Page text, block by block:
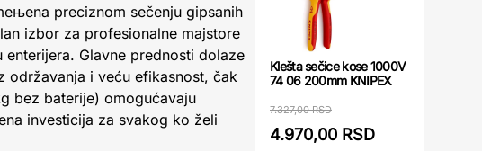
preciznom sečenju gipsanih
izbor za profesionalne majstore
Glavne prednosti dolaze
održavanja i veću efikasnost, čak
bez baterije) omogućavaju
investicija za svakog ko želi
Klešta sečice kose 1000V
74 06 200mm KNIPEX
7.327,00 RSD
4.970,00 RSD